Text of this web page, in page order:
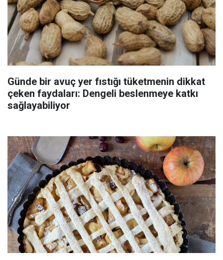
Günde bir avuç yer fıstığı tüketmenin dikkat
çeken faydaları: Dengeli beslenmeye katkı
sağlayabiliyor